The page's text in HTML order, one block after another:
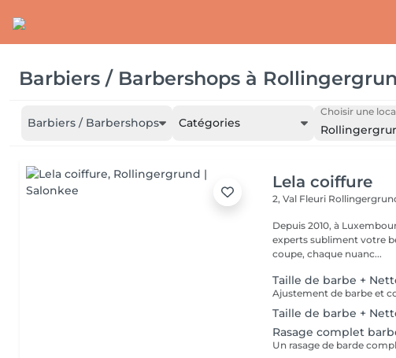
Barbiers / Barbershops à
Barbiers / Barbershops Catégories
Choisir une
Lela coiffure
2, Val Fleuri
Depuis 2010, à
experts subliment votre
coupe, chaque nuanc...
Taille de barbe +
Ajustement de barbe et
Taille de barbe +
Rasage complet
Un rasage de barde